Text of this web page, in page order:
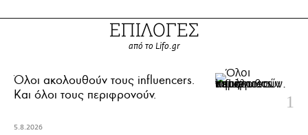
ΕΠΙΛΟΓΕΣ
από το Lifo.gr
Όλοι ακολουθούν τους influencers.
Και όλοι τους περιφρονούν.
5.8.2026